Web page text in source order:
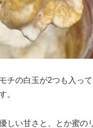
チの白玉が2つも入っ
。
しい甘さと、とか蜜の